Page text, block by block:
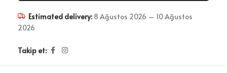
Estimated delivery: 8 Ağustos 2026 – 10 Ağustos
2026
Takip et: